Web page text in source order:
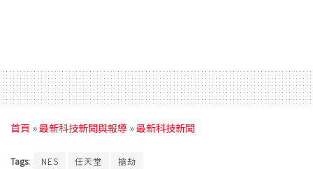
首頁 »最新科技新聞與報導 »最新科技新聞
Tags: NES 任天堂 搶劫